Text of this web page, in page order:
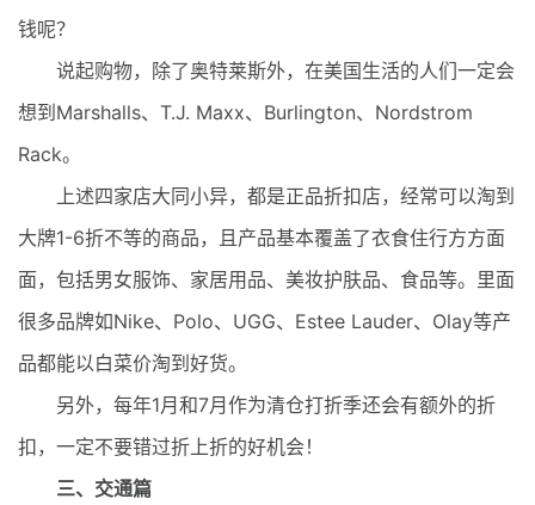
钱呢？
说起购物，除了奥特莱斯外，在美国生活的人们一定会
想到Marshalls、T.J. Maxx、Burlington、Nordstrom
Rack。
上述四家店大同小异，都是正品折扣店，经常可以淘到
大牌1-6折不等的商品，且产品基本覆盖了衣食住行方方面
面，包括男女服饰、家居用品、美妆护肤品、食品等。里面
很多品牌如Nike、Polo、UGG、Estee Lauder、Olay等产
品都能以白菜价淘到好货。
另外，每年1月和7月作为清仓打折季还会有额外的折
扣，一定不要错过折上折的好机会！
三、交通篇